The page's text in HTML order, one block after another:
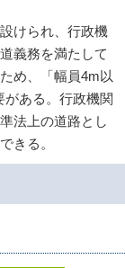
けられ、行政機
義務を満たして
め、「幅員4m以
がある。行政機関
法上の道路とし
きる。